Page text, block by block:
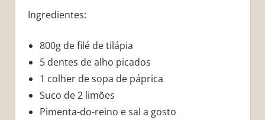
Ingredientes:
800g de filé de tilápia
5 dentes de alho picados
1 colher de sopa de páprica
Suco de 2 limões
Pimenta-do-reino e sal a gosto